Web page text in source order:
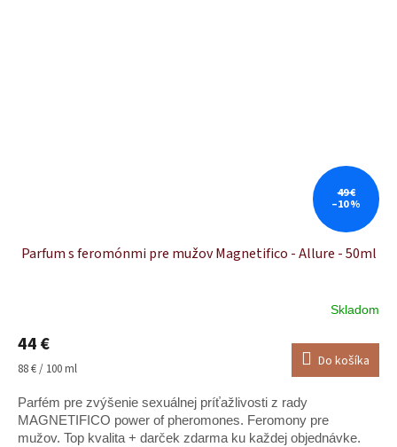
49 €
–10 %
Parfum s feromónmi pre mužov Magnetifico - Allure - 50ml
produktu
je
z
5
hviezdičiek.
Skladom
44 €
Jednotková
88 € / 100 ml Do košíka
Parfém pre zvýšenie sexuálnej príťažlivosti z rady
MAGNETIFICO power of pheromones. Feromony pre
mužov. Top kvalita + darček zdarma ku každej objednávke.